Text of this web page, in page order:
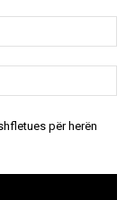
për herën